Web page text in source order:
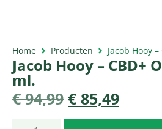
Home Producten Jacob Hooy
Jacob Hooy – CBD+
ml.
€94,99 € 85,49